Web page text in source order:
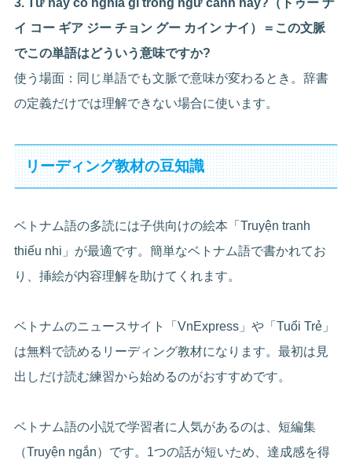
イ コー ギア ジー チョン グー カイン ナイ）＝この文脈
でこの単語はどういう意味ですか?
使う場面：同じ単語でも文脈で意味が変わるとき。辞書
の定義だけでは理解できない場合に使います。
リーディング教材の豆知識
ベトナム語の多読には子供向けの絵本「Truyện tranh
thiếu nhi」が最適です。簡単なベトナム語で書かれてお
り、挿絵が内容理解を助けてくれます。
ベトナムのニュースサイト「VnExpress」や「Tuổi Trẻ」
は無料で読めるリーディング教材になります。最初は見
出しだけ読む練習から始めるのがおすすめです。
ベトナム語の小説で学習者に人気があるのは、短編集
（Truyện ngắn）です。1つの話が短いため、達成感を得